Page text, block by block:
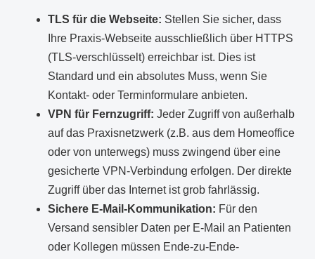
TLS für die Webseite: Stellen Sie sicher, dass
Ihre Praxis-Webseite ausschließlich über HTTPS
(TLS-verschlüsselt) erreichbar ist. Dies ist
Standard und ein absolutes Muss, wenn Sie
Kontakt- oder Terminformulare anbieten.
VPN für Fernzugriff: Jeder Zugriff von außerhalb
auf das Praxisnetzwerk (z.B. aus dem Homeoffice
oder von unterwegs) muss zwingend über eine
gesicherte VPN-Verbindung erfolgen. Der direkte
Zugriff über das Internet ist grob fahrlässig.
Sichere E-Mail-Kommunikation: Für den
Versand sensibler Daten per E-Mail an Patienten
oder Kollegen müssen Ende-zu-Ende-